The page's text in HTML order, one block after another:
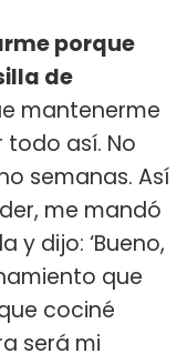
porque
de
mantenerme
todo así. No
semanas. Así
me mandó
y dijo: ‘Bueno,
que
cociné
será mi